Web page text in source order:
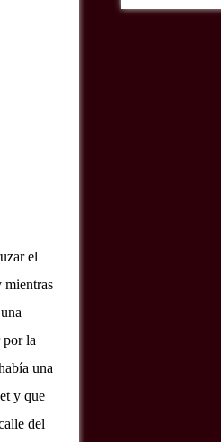
el
mientras
por la
una
y que
del